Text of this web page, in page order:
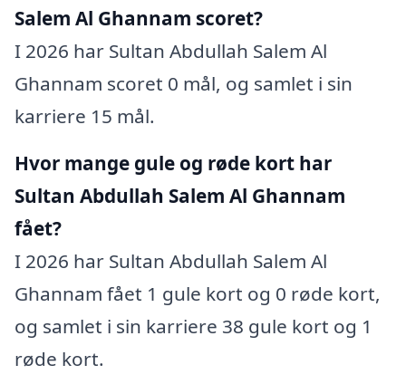
Salem Al Ghannam scoret?
I 2026 har Sultan Abdullah Salem Al
Ghannam scoret 0 mål, og samlet i sin
karriere 15 mål.
Hvor mange gule og røde kort har
Sultan Abdullah Salem Al Ghannam
fået?
I 2026 har Sultan Abdullah Salem Al
Ghannam fået 1 gule kort og 0 røde kort,
og samlet i sin karriere 38 gule kort og 1
røde kort.